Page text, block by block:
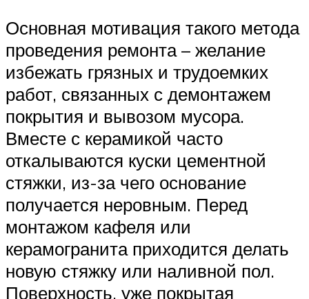
Основная мотивация такого метода
проведения ремонта – желание
избежать грязных и трудоемких
работ, связанных с демонтажем
покрытия и вывозом мусора.
Вместе с керамикой часто
откалываются куски цементной
стяжки, из-за чего основание
получается неровным. Перед
монтажом кафеля или
керамогранита приходится делать
новую стяжку или наливной пол.
Поверхность, уже покрытая